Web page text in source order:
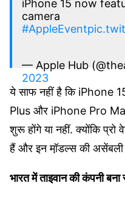
iPhone 15 now
camera
#AppleEvent
— Apple Hub
2023
ये साफ नहीं है कि iPhone
Plus और iPhone Pro
शुरू होंगे या नहीं. क्योंकि प्रो
हैं और इन मॉ़डल्स की असेंबली
भारत में ताइवान की कंपनी